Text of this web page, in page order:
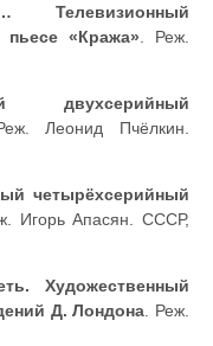
«Кража» . Реж.
двухсерийный
Леонид Пчёлкин.
четырёхсерийный
Игорь Апасян. СССР,
Художественный
Д. Лондона . Реж.